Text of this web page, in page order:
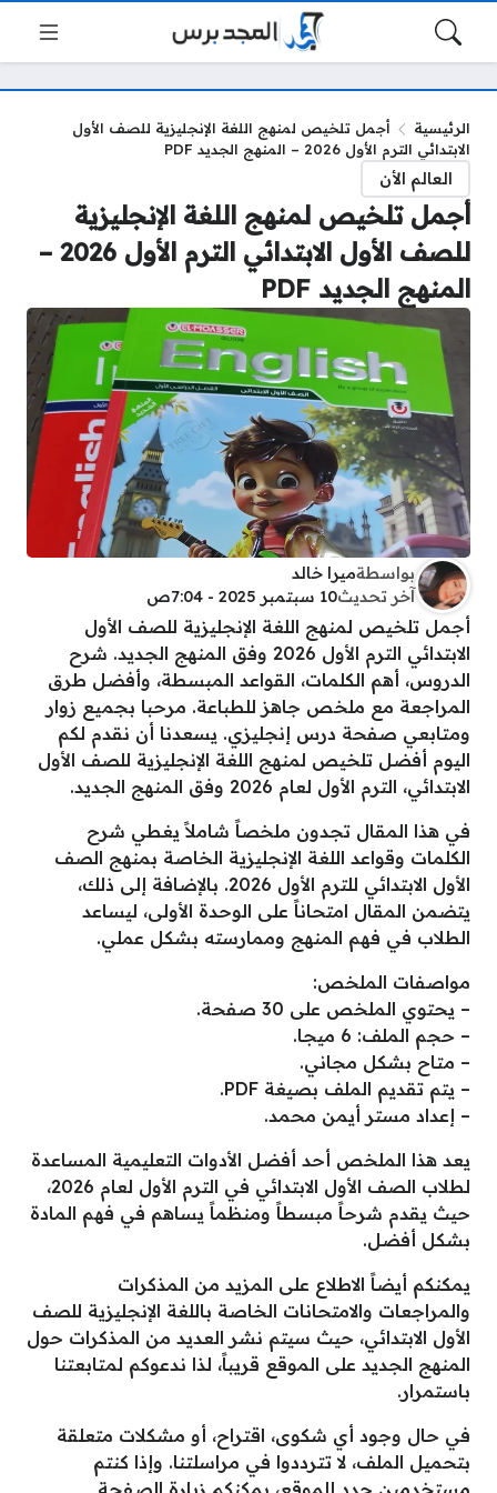
الرئيسية
أجمل تلخيص لمنهج اللغة الإنجليزية للصف الأول
الابتدائي الترم الأول 2026 – المنهج الجديد PDF
العالم الأن
أجمل تلخيص لمنهج اللغة الإنجليزية
للصف الأول الابتدائي الترم الأول 2026 –
المنهج الجديد PDF
بواسطةميرا خالد
آخر تحديث10 سبتمبر 2025 - 7:04ص
أجمل تلخيص لمنهج اللغة الإنجليزية للصف الأول
الابتدائي الترم الأول 2026 وفق المنهج الجديد. شرح
الدروس، أهم الكلمات، القواعد المبسطة، وأفضل طرق
المراجعة مع ملخص جاهز للطباعة. مرحبا بجميع زوار
ومتابعي صفحة درس إنجليزي. يسعدنا أن نقدم لكم
اليوم أفضل تلخيص لمنهج اللغة الإنجليزية للصف الأول
الابتدائي، الترم الأول لعام 2026 وفق المنهج الجديد.
في هذا المقال تجدون ملخصاً شاملاً يغطي شرح
الكلمات وقواعد اللغة الإنجليزية الخاصة بمنهج الصف
الأول الابتدائي للترم الأول 2026. بالإضافة إلى ذلك،
يتضمن المقال امتحاناً على الوحدة الأولى، ليساعد
الطلاب في فهم المنهج وممارسته بشكل عملي.
مواصفات الملخص:
– يحتوي الملخص على 30 صفحة.
– حجم الملف: 6 ميجا.
– متاح بشكل مجاني.
– يتم تقديم الملف بصيغة PDF.
– إعداد مستر أيمن محمد.
يعد هذا الملخص أحد أفضل الأدوات التعليمية المساعدة
لطلاب الصف الأول الابتدائي في الترم الأول لعام 2026،
حيث يقدم شرحاً مبسطاً ومنظماً يساهم في فهم المادة
بشكل أفضل.
يمكنكم أيضاً الاطلاع على المزيد من المذكرات
والمراجعات والامتحانات الخاصة باللغة الإنجليزية للصف
الأول الابتدائي، حيث سيتم نشر العديد من المذكرات حول
المنهج الجديد على الموقع قريباً، لذا ندعوكم لمتابعتنا
باستمرار.
في حال وجود أي شكوى، اقتراح، أو مشكلات متعلقة
بتحميل الملف، لا تترددوا في مراسلتنا. وإذا كنتم
مستخدمين جدد للموقع، يمكنكم زيارة الصفحة